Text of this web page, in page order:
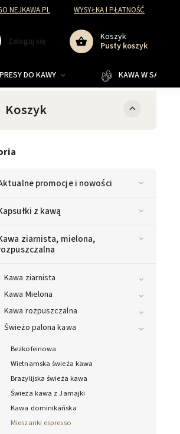
NEJKAWA.PL WYSYŁKA I PŁATNOŚĆ
Koszyk
Pusty koszyk
Zaloguj się
DO KAWY KAWA W
250g
Koszyk
promocje i nowości
z kawą
ziarnista, mielona,
Kawa ziarnista
Kawa Mielona
Kawa rozpuszczalna
Świeżo palona kawa
Bezkofeinowa
Wietnamska świeża kawa
Brazylijska świeża kawa
Świeża kawa z Jamajki
Kawa dominikańska
Mieszanki espresso